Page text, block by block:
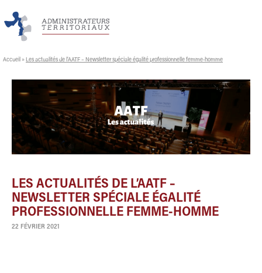
Accueil » Les actualités de l’AATF – Newsletter spéciale égalité professionnelle femme-homme
LES ACTUALITÉS DE L’AATF –
NEWSLETTER SPÉCIALE ÉGALITÉ
PROFESSIONNELLE FEMME-HOMME
22 FÉVRIER 2021